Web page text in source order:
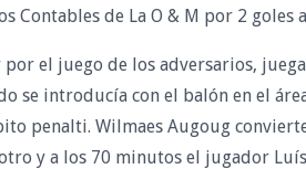
Contables de La O & M por 2 goles
el juego de los adversarios,
se introducía con el balón en el
penalti. Wilmaes Augoug
y a los 70 minutos el jugador Luís